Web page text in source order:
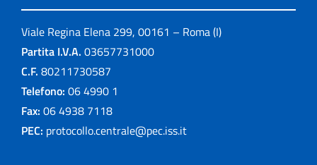
Viale Regina Elena 299, 00161 – Roma (I)
Partita I.V.A. 03657731000
C.F. 80211730587
Telefono: 06 4990 1
Fax: 06 4938 7118
PEC: protocollo.centrale@pec.iss.it